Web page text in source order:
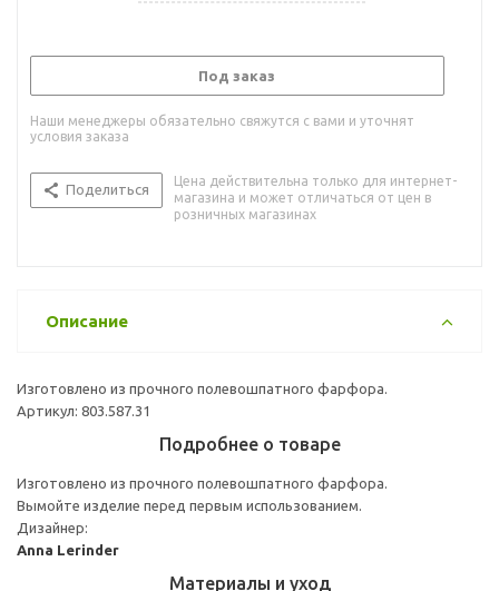
Под заказ
Наши менеджеры обязательно свяжутся с вами и уточнят
условия заказа
Поделиться
Цена действительна только для интернет-
магазина и может отличаться от цен в
розничных магазинах
Описание
Изготовлено из прочного полевошпатного фарфора.
Артикул: 803.587.31
Подробнее о товаре
Изготовлено из прочного полевошпатного фарфора.
Вымойте изделие перед первым использованием.
Дизайнер:
Anna Lerinder
Материалы и уход